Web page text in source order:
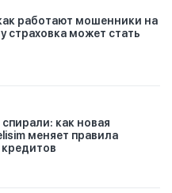
работают мошенники на
страховка может стать
как новая
меняет правила
кредитов